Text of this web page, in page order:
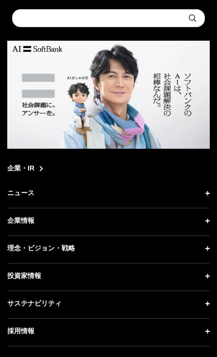
Conduct
a
Submit
企業・IR
ニュース
ニュース トップ
プレスリリース
更新情報
企業情報
企業情報 トップ
社長メッセージ
事業紹介
理念・ビジョン・戦略
理念・ビジョン・戦略 トップ
成長戦略「Activate AI for Society」
人材戦略
投資家情報
投資家情報 トップ
経営方針
サステナビリティ
サステナビリティ トップ
トップメッセージ
採用情報